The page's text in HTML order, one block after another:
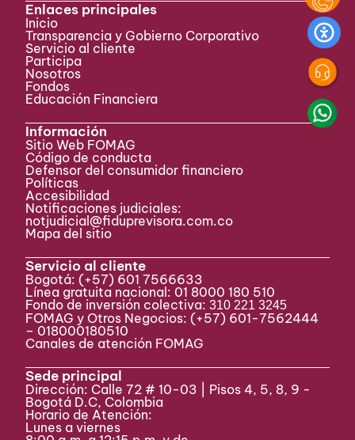
Enlaces principales
Inicio
Transparencia y Gobierno Corporativo
Servicio al cliente
Participa ​
Nosotros
Fondos
Educación Financiera
Información
Sitio Web FOMAG
Código de conducta
Defensor del consumidor financiero
Políticas
Accesibilidad
Notificaciones judiciales:
notjudicial@fiduprevisora.com.co
Mapa del sitio
Servicio al cliente
Bogotá: (+57) 601 7566633
Línea gratuita nacional: 01 8000 180 510
Fondo de inversión colectiva:310 221 3245
FOMAG y Otros Negocios: (+57) 601-7562444
– 018000180510
Canales de atención FOMAG
Sede principal
Dirección: Calle 72 # 10-03 | Pisos 4, 5, 8, 9 -
Bogotá D.C, Colombia
Horario de Atención:
Lunes a viernes